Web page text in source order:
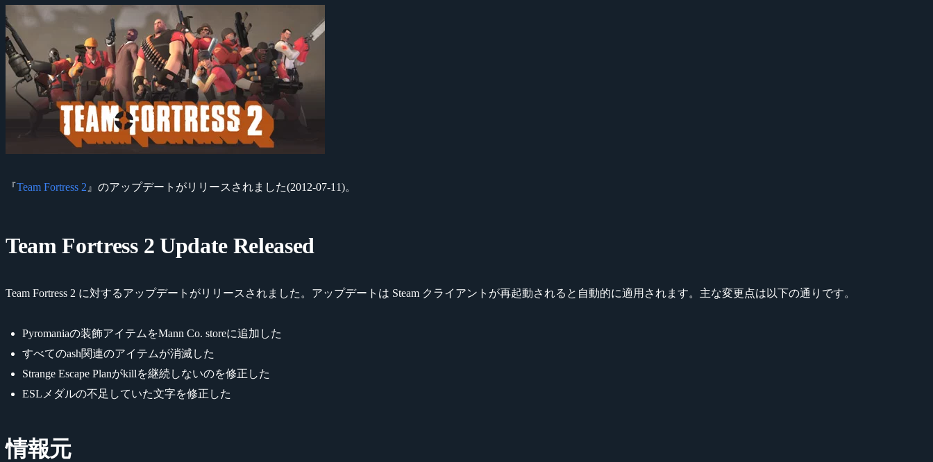
『Team Fortress 2 』のアップデートがリリースされました(2012-07-11)。
Team Fortress 2 Update Released
Team Fortress 2 に対するアップデートがリリースされました。アップデートは Steam クライアントが再起動されると自動的に適用されます。主な変更点は以下の通りです。
Pyromaniaの装飾アイテムをMann Co. storeに追加した
すべてのash関連のアイテムが消滅した
Strange Escape Planがkillを継続しないのを修正した
ESLメダルの不足していた文字を修正した
情報元